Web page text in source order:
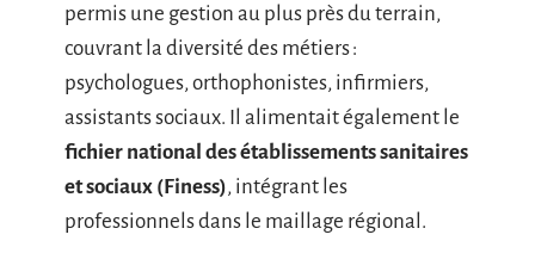
permis une gestion au plus près du terrain,
couvrant la diversité des métiers :
psychologues, orthophonistes, infirmiers,
assistants sociaux. Il alimentait également le
fichier national des établissements sanitaires
et sociaux (Finess), intégrant les
professionnels dans le maillage régional.